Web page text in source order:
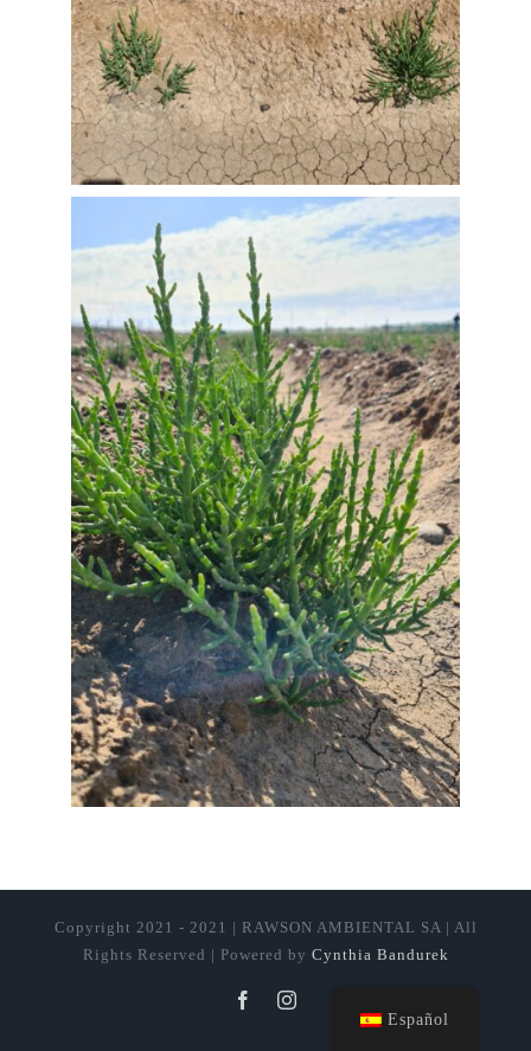
Copyright 2021 - 2021 | RAWSON AMBIENTAL SA | All
Rights Reserved | Powered by Cynthia Bandurek
Facebook
Español